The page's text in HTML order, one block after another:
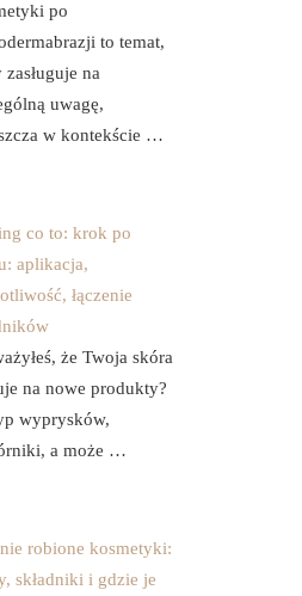
po
to temat,
na
uwagę,
w kontekście …
co to: krok po
aplikacja,
łączenie
że Twoja skóra
na nowe produkty?
wyprysków,
a może …
robione kosmetyki:
składniki i gdzie je